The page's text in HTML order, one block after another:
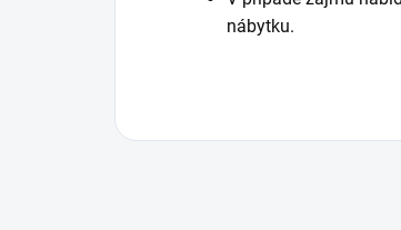
nábytku.